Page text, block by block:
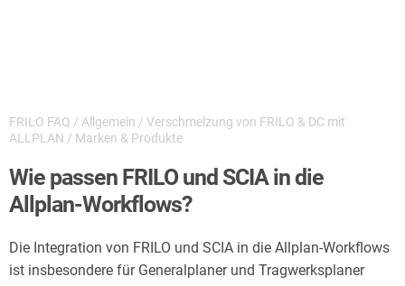
FRILO FAQ / Allgemein / Verschmelzung von FRILO & DC mit
ALLPLAN / Marken & Produkte
Wie passen FRILO und SCIA in die
Allplan-Workflows?
Die Integration von FRILO und SCIA in die Allplan-Workflows
ist insbesondere für Generalplaner und Tragwerksplaner